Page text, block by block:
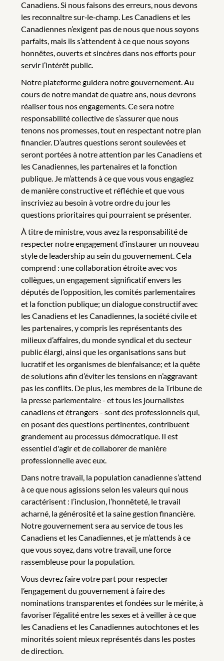
Canadiens. Si nous faisons des erreurs, nous devons
les reconnaître sur‑le‑champ. Les Canadiens et les
Canadiennes n’exigent pas de nous que nous soyons
parfaits, mais ils s’attendent à ce que nous soyons
honnêtes, ouverts et sincères dans nos efforts pour
servir l’intérêt public.
Notre plateforme guidera notre gouvernement. Au
cours de notre mandat de quatre ans, nous devrons
réaliser tous nos engagements. Ce sera notre
responsabilité collective de s’assurer que nous
tenons nos promesses, tout en respectant notre plan
financier. D’autres questions seront soulevées et
seront portées à notre attention par les Canadiens et
les Canadiennes, les partenaires et la fonction
publique. Je m’attends à ce que vous vous engagiez
de manière constructive et réfléchie et que vous
inscriviez au besoin à votre ordre du jour les
questions prioritaires qui pourraient se présenter.
À titre de ministre, vous avez la responsabilité de
respecter notre engagement d’instaurer un nouveau
style de leadership au sein du gouvernement. Cela
comprend : une collaboration étroite avec vos
collègues, un engagement significatif envers les
députés de l’opposition, les comités parlementaires
et la fonction publique; un dialogue constructif avec
les Canadiens et les Canadiennes, la société civile et
les partenaires, y compris les représentants des
milieux d’affaires, du monde syndical et du secteur
public élargi, ainsi que les organisations sans but
lucratif et les organismes de bienfaisance; et la quête
de solutions afin d’éviter les tensions en n’aggravant
pas les conflits. De plus, les membres de la Tribune de
la presse parlementaire - et tous les journalistes
canadiens et étrangers - sont des professionnels qui,
en posant des questions pertinentes, contribuent
grandement au processus démocratique. Il est
essentiel d'agir et de collaborer de manière
professionnelle avec eux.
Dans notre travail, la population canadienne s’attend
à ce que nous agissions selon les valeurs qui nous
caractérisent : l’inclusion, l’honnêteté, le travail
acharné, la générosité et la saine gestion financière.
Notre gouvernement sera au service de tous les
Canadiens et les Canadiennes, et je m’attends à ce
que vous soyez, dans votre travail, une force
rassembleuse pour la population.
Vous devrez faire votre part pour respecter
l’engagement du gouvernement à faire des
nominations transparentes et fondées sur le mérite, à
favoriser l’égalité entre les sexes et à veiller à ce que
les Canadiens et les Canadiennes autochtones et les
minorités soient mieux représentés dans les postes
de direction.